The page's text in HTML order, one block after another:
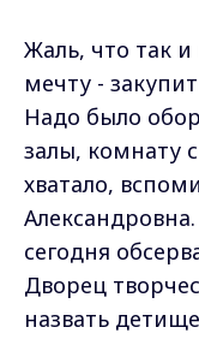
Жаль, что так и
мечту -
Надо было
залы, комнату
хватало,
сегодня
Дворец
назвать